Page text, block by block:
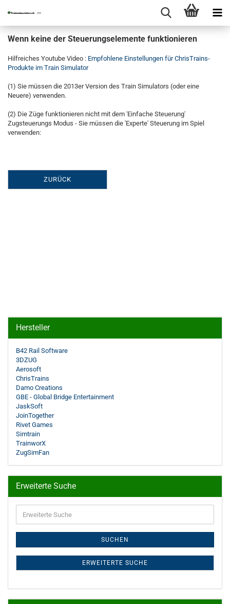
Wenn keine der Steuerungselemente funktionieren
Hilfreiches Youtube Video : Empfohlene Einstellungen für ChrisTrains-
Produkte im Train Simulator
(1) Sie müssen die 2013er Version des Train Simulators (oder eine
Neuere) verwenden.
(2) Die Züge funktionieren nicht mit dem 'Einfache Steuerung'
Zugsteuerungs Modus - Sie müssen die 'Experte' Steuerung im Spiel
verwenden:
ZURÜCK
Hersteller
B42 Rail Software
3DZUG
Aerosoft
ChrisTrains
Damo Creations
GBE - Global Bridge Entertainment
JaskSoft
JoinTogether
Rivet Games
Simtrain
TrainworX
ZugSimFan
Erweiterte Suche
Suche
SUCHEN
ERWEITERTE SUCHE